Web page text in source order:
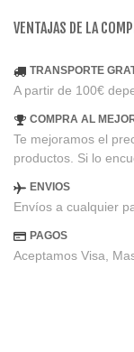
VENTAJAS DE LA
TRANSPORTE
A partir de 100€
COMPRA AL
Te mejoramos el
productos. Si lo
ENVIOS
Envíos a cualquier
PAGOS
Aceptamos Visa,